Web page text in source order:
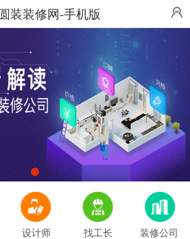
圆装装修网-手机版
设计师 找工长 装修公司